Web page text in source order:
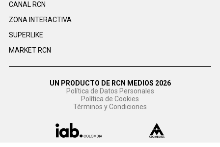
CANAL RCN
ZONA INTERACTIVA
SUPERLIKE
MARKET RCN
UN PRODUCTO DE RCN MEDIOS 2026
Política de Datos Personales
Política de Cookies
Términos y Condiciones